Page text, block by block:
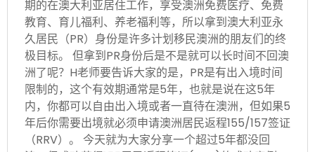
期的在澳大利亚居住工作，享受澳洲免费医疗、免费
教育、育儿福利、养老福利等，所以拿到澳大利亚永
久居民（PR）身份是许多计划移民澳洲的朋友们的终
极目标。 但拿到PR身份后是不是就可以长时间不回澳
洲了呢？H老师要告诉大家的是，PR是有出入境时间
限制的，这个有效期通常是5年，也就是说在这5年
内，你都可以自由出入境或者一直待在澳洲，但如果5
年后你需要出境就必须申请澳洲居民返程155/157签证
（RRV）。 今天就为大家分享一个超过5年都没回